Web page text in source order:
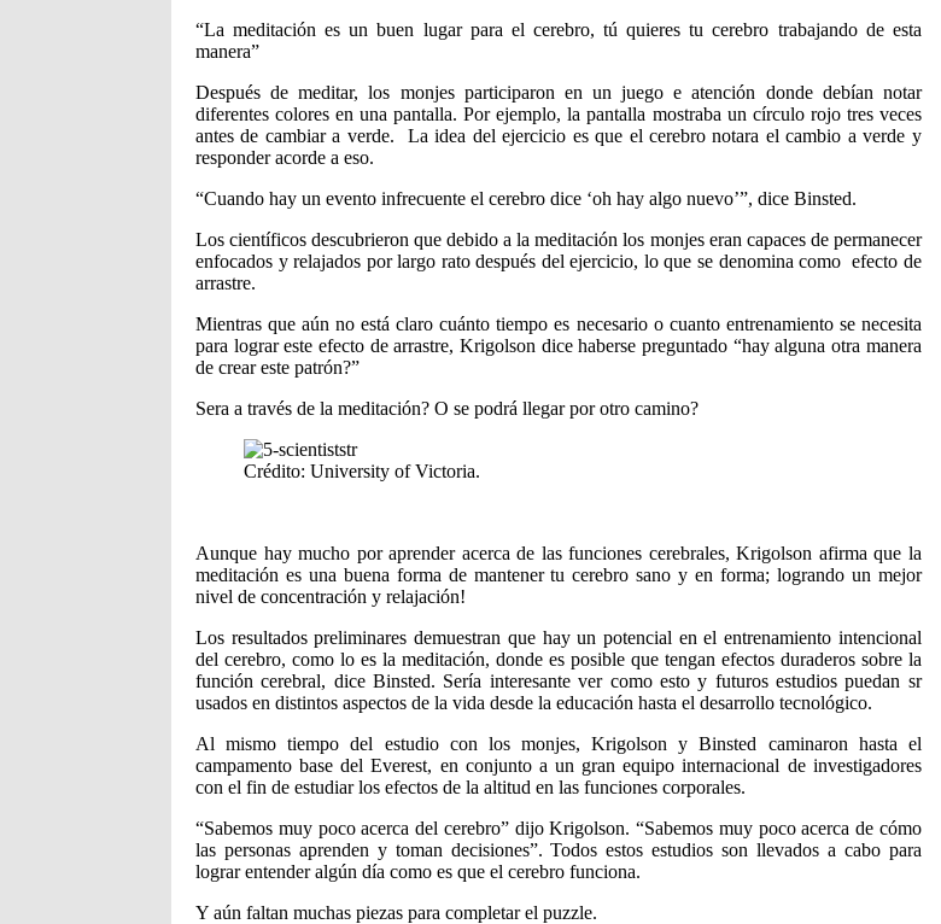
“La meditación es un buen lugar para el cerebro, tú quieres tu cerebro trabajando de esta
manera”
Después de meditar, los monjes participaron en un juego e atención donde debían notar
diferentes colores en una pantalla. Por ejemplo, la pantalla mostraba un círculo rojo tres veces
antes de cambiar a verde. La idea del ejercicio es que el cerebro notara el cambio a verde y
responder acorde a eso.
“Cuando hay un evento infrecuente el cerebro dice ‘oh hay algo nuevo’”, dice Binsted.
Los científicos descubrieron que debido a la meditación los monjes eran capaces de permanecer
enfocados y relajados por largo rato después del ejercicio, lo que se denomina como efecto de
arrastre.
Mientras que aún no está claro cuánto tiempo es necesario o cuanto entrenamiento se necesita
para lograr este efecto de arrastre, Krigolson dice haberse preguntado “hay alguna otra manera
de crear este patrón?”
Sera a través de la meditación? O se podrá llegar por otro camino?
Crédito: University of Victoria.
Aunque hay mucho por aprender acerca de las funciones cerebrales, Krigolson afirma que la
meditación es una buena forma de mantener tu cerebro sano y en forma; logrando un mejor
nivel de concentración y relajación!
Los resultados preliminares demuestran que hay un potencial en el entrenamiento intencional
del cerebro, como lo es la meditación, donde es posible que tengan efectos duraderos sobre la
función cerebral, dice Binsted. Sería interesante ver como esto y futuros estudios puedan sr
usados en distintos aspectos de la vida desde la educación hasta el desarrollo tecnológico.
Al mismo tiempo del estudio con los monjes, Krigolson y Binsted caminaron hasta el
campamento base del Everest, en conjunto a un gran equipo internacional de investigadores
con el fin de estudiar los efectos de la altitud en las funciones corporales.
“Sabemos muy poco acerca del cerebro” dijo Krigolson. “Sabemos muy poco acerca de cómo
las personas aprenden y toman decisiones”. Todos estos estudios son llevados a cabo para
lograr entender algún día como es que el cerebro funciona.
Y aún faltan muchas piezas para completar el puzzle.